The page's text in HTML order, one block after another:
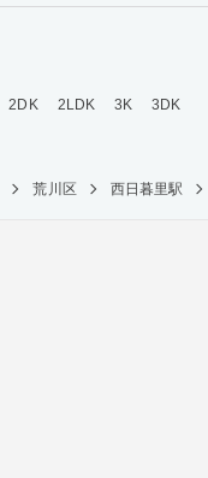
2DK 2LDK 3K
3DK
荒川区 西日暮里駅